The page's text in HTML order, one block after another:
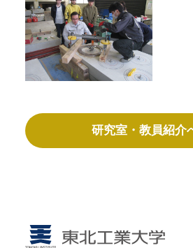
研究室・教員紹介